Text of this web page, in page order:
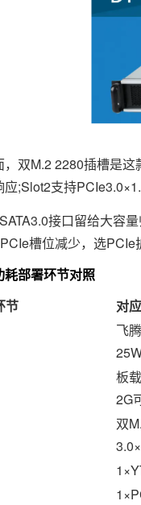
M.2 2280插槽是这
;Slot2支持
接口留给大容量
槽位减少，选PCIe
部署环节对照
节
对
飞
板
2G
双